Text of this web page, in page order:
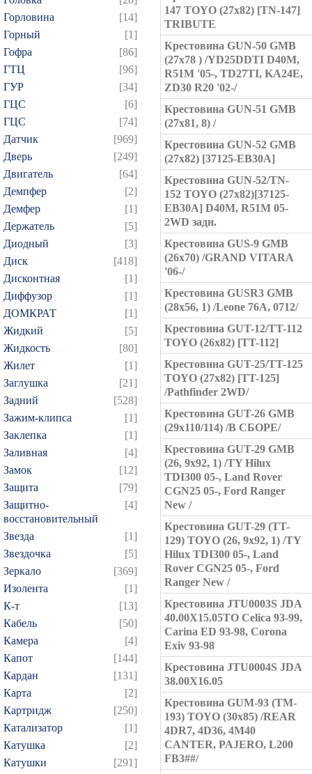
Горловина
[14]
Горный
[1]
Гофра
[86]
ГТЦ
[96]
ГУР
[34]
ГЦC
[6]
ГЦС
[74]
Датчик
[969]
Дверь
[249]
Двигатель
[64]
Демпфер
[2]
Демфер
[1]
Держатель
[5]
Диодный
[3]
Диск
[418]
Дисконтная
[1]
Диффузор
[1]
ДОМКРАТ
[1]
Жидкий
[5]
Жидкость
[80]
Жилет
[1]
Заглушка
[21]
Задний
[528]
Зажим-клипса
[1]
Заклепка
[1]
Заливная
[4]
Замок
[12]
Защита
[79]
Защитно-
восстановительный
[4]
Звезда
[1]
Звездочка
[5]
Зеркало
[369]
Изолента
[1]
К-т
[13]
Кабель
[50]
Камера
[4]
Капот
[144]
Кардан
[131]
Карта
[2]
Картридж
[250]
Катализатор
[1]
Катушка
[2]
Катушки
[291]
147 TOYO (27x82) [TN-147]
TRIBUTE
Крестовина GUN-50 GMB
(27x78 ) /YD25DDTI D40M,
R51M '05-, TD27TI, KA24E,
ZD30 R20 '02-/
Крестовина GUN-51 GMB
(27x81, 8) /
Крестовина GUN-52 GMB
(27x82) [37125-EB30A]
Крестовина GUN-52/TN-
152 TOYO (27x82)[37125-
EB30A] D40M, R51M 05-
2WD задн.
Крестовина GUS-9 GMB
(26x70) /GRAND VITARA
'06-/
Крестовина GUSR3 GMB
(28x56, 1) /Leone 76A, 0712/
Крестовина GUT-12/TT-112
TOYO (26x82) [TT-112]
Крестовина GUT-25/TT-125
TOYO (27x82) [TT-125]
/Pathfinder 2WD/
Крестовина GUT-26 GMB
(29x110/114) /В СБОРЕ/
Крестовина GUT-29 GMB
(26, 9x92, 1) /TY Hilux
TDI300 05-, Land Rover
CGN25 05-, Ford Ranger
New /
Крестовина GUT-29 (TT-
129) TOYO (26, 9x92, 1) /TY
Hilux TDI300 05-, Land
Rover CGN25 05-, Ford
Ranger New /
Крестовина JTU0003S JDA
40.00X15.05ТО Celica 93-99,
Сarina ED 93-98, Corona
Exiv 93-98
Крестовина JTU0004S JDA
38.00X16.05
Крестовина GUM-93 (TM-
193) TOYO (30x85) /REAR
4DR7, 4D36, 4M40
CANTER, PAJERO, L200
FB3##/